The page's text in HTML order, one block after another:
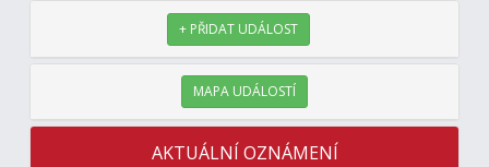
+ PŘIDAT UDÁLOST
MAPA UDÁLOSTÍ
AKTUÁLNÍ OZNÁMENÍ